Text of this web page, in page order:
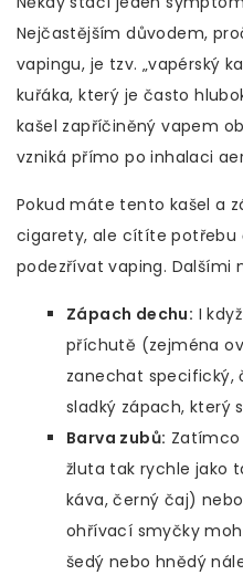
Nejčastějším důvodem,
vapingu, je tzv. „vapérský
kuřáka, který je často
kašel zapříčiněný vapem
vzniká přímo po inhalaci
Pokud máte tento kašel a
cigarety, ale cítíte potřebu
podezřívat vaping. Dalšími
Zápach dechu: I
příchutě (zejména
zanechat specifický,
sladký zápach, který
Barva zubů: Zatímco
žluta tak rychle jako
káva, černý čaj)
ohřívací smyčky
šedý nebo hnědý